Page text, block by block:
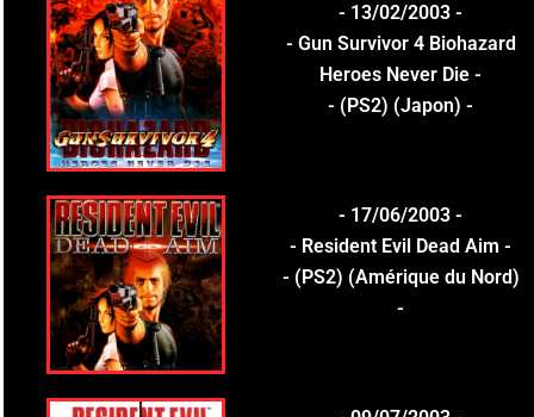
- 13/02/2003 -
- Gun Survivor 4 Biohazard
Heroes Never Die -
- (PS2) (Japon) -
- 17/06/2003 -
- Resident Evil Dead Aim -
- (PS2) (Amérique du Nord)
-